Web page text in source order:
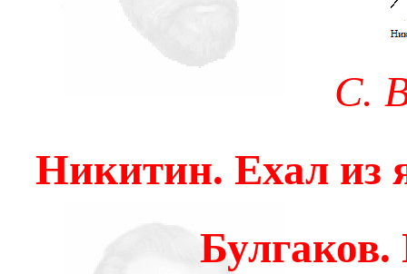
отошли от суеты. – Перед
трудным чтением. И ещё:
достаточно, чтоб
что не понятно.Прошу
«подсознательный» в
С.
Никитин. Ехал из